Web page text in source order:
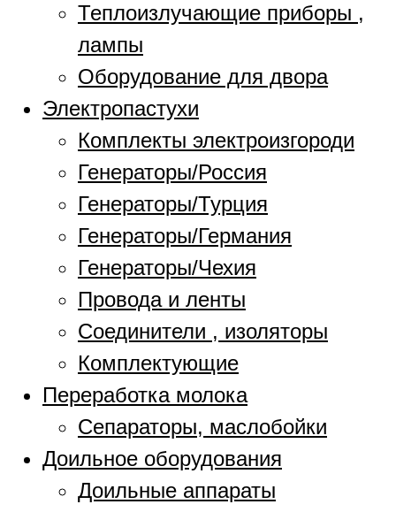
Теплоизлучающие приборы ,
лампы
Оборудование для двора
Электропастухи
Комплекты электроизгороди
Генераторы/Россия
Генераторы/Турция
Генераторы/Германия
Генераторы/Чехия
Провода и ленты
Соединители , изоляторы
Комплектующие
Переработка молока
Сепараторы, маслобойки
Доильное оборудования
Доильные аппараты